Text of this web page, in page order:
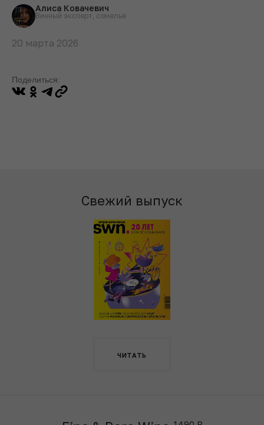
Алиса Ковачевич
Винный эксперт, сомелье
20 марта 2026
Поделиться:
Свежий выпуск
ЧИТАТЬ